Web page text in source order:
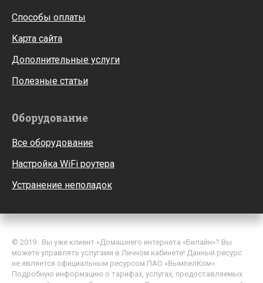
Способы оплаты
Карта сайта
Дополнительные услуги
Полезные статьи
Оборудование
Все оборудование
Настройка WiFi роутера
Устранение неполадок
© 2019 . Вы уже клиент «Домашнего интернета «Билайн»? Вы
можете управлять услугами в Личном кабинете! Данный ресурс
не является официальным ресурсом ПАО «ВымпелКом».
Подробную информацию о тарифах, услугах, предоставляемых